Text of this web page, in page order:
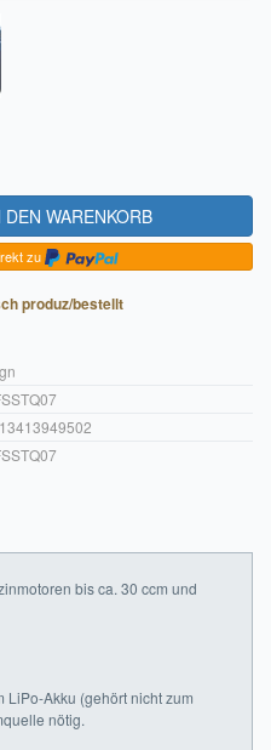
Verkauf von Waren / Muster-
digitale Waren / Muster-
WARENKORB
zu
produz/bestellt
bis ca. 30 ccm und
Akku (gehört nicht zum
nötig.